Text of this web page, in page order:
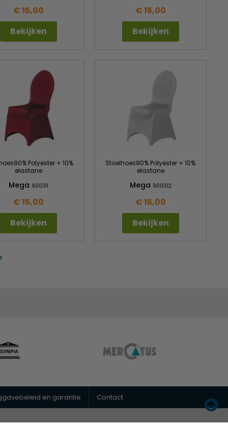
€ 15,00
Bekijken
€ 15,00
Bekijken
Polyester + 10%
elastane
Mega 900311
€ 15,00
Bekijken
Stoelhoes90% Polyester + 10%
elastane
Mega 900312
€ 15,00
Bekijken
en garantie Contact